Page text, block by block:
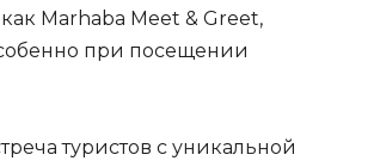
Marhaba Meet & Greet,
при посещении
туристов с уникальной